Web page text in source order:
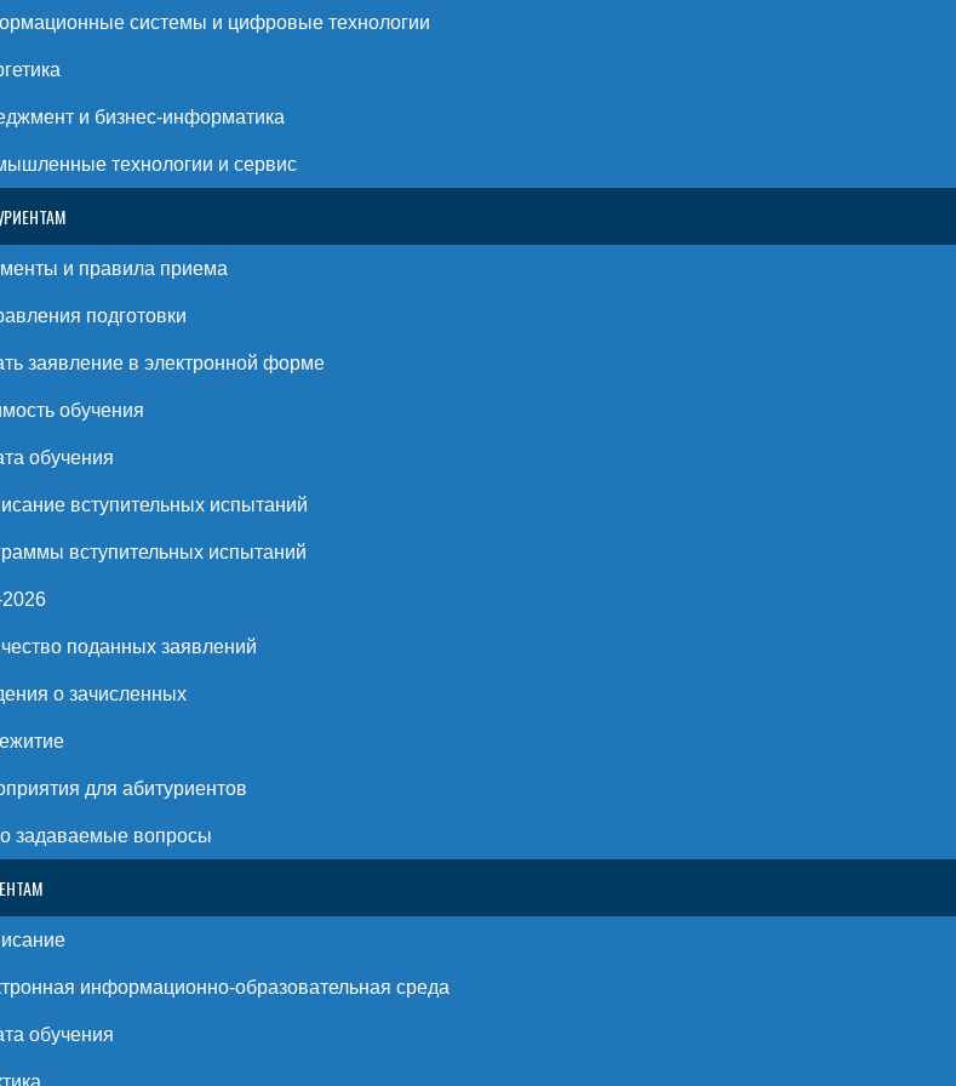
системы и цифровые технологии
и бизнес-информатика
технологии и сервис
и правила приема
подготовки
заявление в электронной форме
обучения
обучения
вступительных испытаний
вступительных испытаний
поданных заявлений
о зачисленных
для абитуриентов
задаваемые вопросы
информационно-образовательная среда
обучения